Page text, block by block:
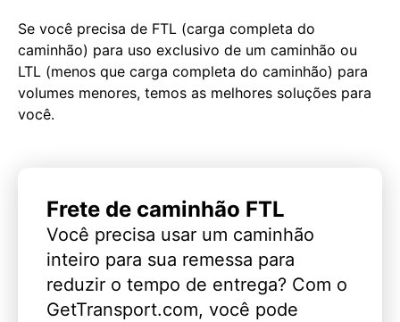
Se você precisa de FTL (carga completa do
caminhão) para uso exclusivo de um caminhão ou
LTL (menos que carga completa do caminhão) para
volumes menores, temos as melhores soluções para
você.
Frete de caminhão FTL
Você precisa usar um caminhão
inteiro para sua remessa para
reduzir o tempo de entrega? Com o
GetTransport.com, você pode